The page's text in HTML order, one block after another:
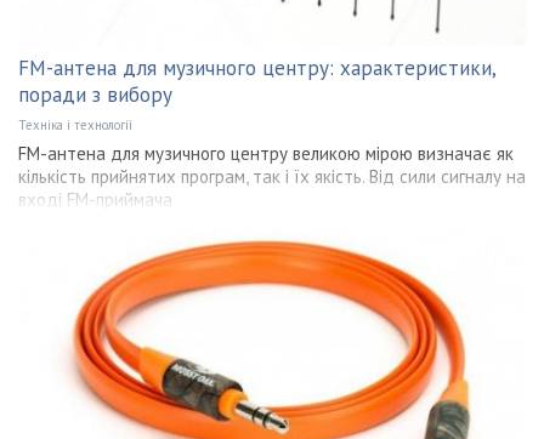
FM-антена для музичного центру: характеристики,
поради з вибору
Техніка і технології
FM-антена для музичного центру великою мірою визначає як
кількість прийнятих програм, так і їх якість. Від сили сигналу на
вході FM-приймача